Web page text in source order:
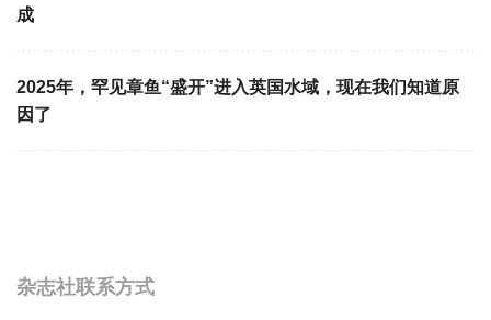
成
2025年，罕见章鱼“盛开”进入英国水域，现在我们知道原
因了
杂志社联系方式